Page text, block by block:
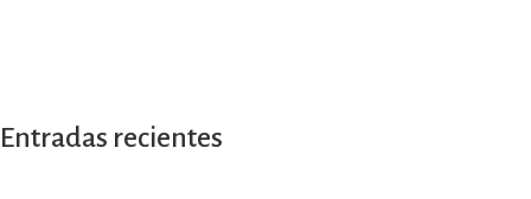
Entradas recientes